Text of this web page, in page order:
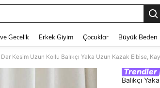
Gecelik Erkek Giyim Çocuklar Büyük Beden
Kesim Uzun Kollu Balıkçı Yaka Uzun Kazak Elbise,
Trendler
Balıkçı